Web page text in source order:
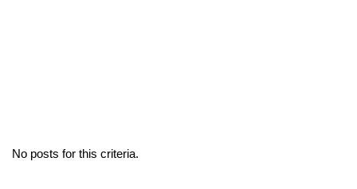
No posts for this criteria.